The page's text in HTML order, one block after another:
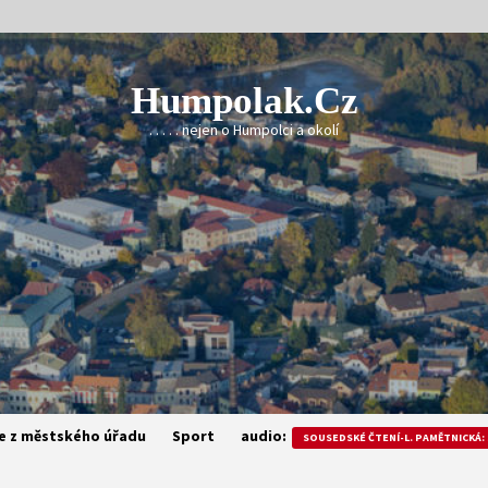
Humpolak.cz
. . . . . nejen o Humpolci a okolí
z městského úřadu Sport audio: SOUSEDSKÉ ČTENÍ-L.